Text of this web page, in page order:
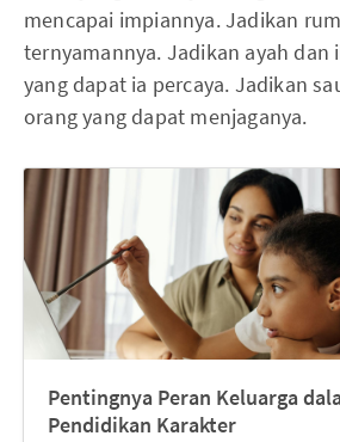
mencapai impiannya. Jadikan
ternyamannya. Jadikan ayah dan
yang dapat ia percaya. Jadikan
orang yang dapat menjaganya.
Pentingnya Peran Keluarga
Pendidikan Karakter